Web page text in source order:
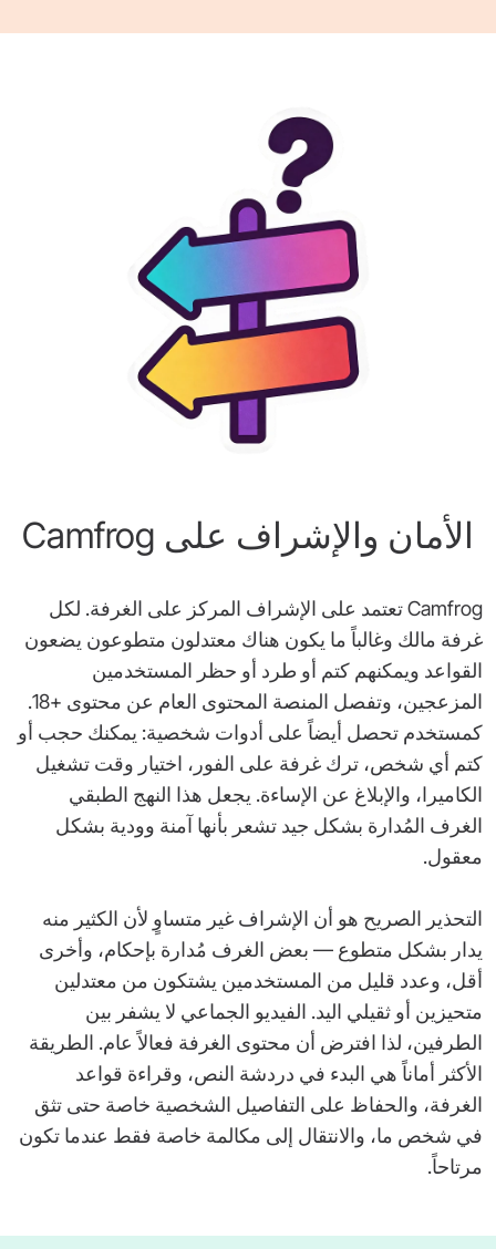
الأمان والإشراف على Camfrog
Camfrog تعتمد على الإشراف المركز على الغرفة. لكل
غرفة مالك وغالباً ما يكون هناك معتدلون متطوعون يضعون
القواعد ويمكنهم كتم أو طرد أو حظر المستخدمين
المزعجين، وتفصل المنصة المحتوى العام عن محتوى +18.
كمستخدم تحصل أيضاً على أدوات شخصية: يمكنك حجب أو
كتم أي شخص، ترك غرفة على الفور، اختيار وقت تشغيل
الكاميرا، والإبلاغ عن الإساءة. يجعل هذا النهج الطبقي
الغرف المُدارة بشكل جيد تشعر بأنها آمنة وودية بشكل
معقول.
التحذير الصريح هو أن الإشراف غير متساوٍ لأن الكثير منه
يدار بشكل متطوع — بعض الغرف مُدارة بإحكام، وأخرى
أقل، وعدد قليل من المستخدمين يشتكون من معتدلين
متحيزين أو ثقيلي اليد. الفيديو الجماعي لا يشفر بين
الطرفين، لذا افترض أن محتوى الغرفة فعالاً عام. الطريقة
الأكثر أماناً هي البدء في دردشة النص، وقراءة قواعد
الغرفة، والحفاظ على التفاصيل الشخصية خاصة حتى تثق
في شخص ما، والانتقال إلى مكالمة خاصة فقط عندما تكون
مرتاحاً.